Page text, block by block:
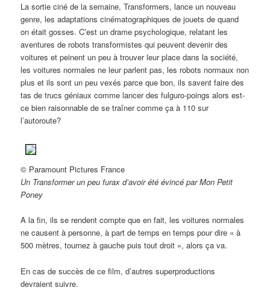
La sortie ciné de la semaine, Transformers, lance un nouveau
genre, les adaptations cinématographiques de jouets de quand
on était gosses. C’est un drame psychologique, relatant les
aventures de robots transformistes qui peuvent devenir des
voitures et peinent un peu à trouver leur place dans la société,
les voitures normales ne leur parlent pas, les robots normaux non
plus et ils sont un peu vexés parce que bon, ils savent faire des
tas de trucs géniaux comme lancer des fulguro-poings alors est-
ce bien raisonnable de se traîner comme ça à 110 sur
l’autoroute?
© Paramount Pictures France
Un Transformer un peu furax d’avoir été évincé par Mon Petit
Poney
A la fin, ils se rendent compte que en fait, les voitures normales
ne causent à personne, à part de temps en temps pour dire « à
500 mètres, tournez à gauche puis tout droit », alors ça va.
En cas de succès de ce film, d’autres superproductions
devraient suivre.